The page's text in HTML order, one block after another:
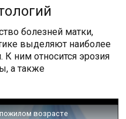
болезней матки,
выделяют наиболее
К ним относится эрозия
а также
пожилом возрасте